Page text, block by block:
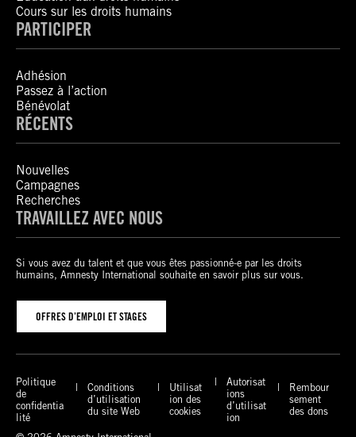
Cours sur les droits humains
PARTICIPER
Adhésion
Passez à l’action
Bénévolat
RÉCENTS
Nouvelles
Campagnes
Recherches
TRAVAILLEZ AVEC NOUS
Si vous avez du talent et que vous êtes passionné-e par les droits
humains, Amnesty International souhaite en savoir plus sur vous.
OFFRES D’EMPLOI ET STAGES
Politique
de
confidentia
lité
Conditions
d’utilisation
du site Web
Utilisat
ion des
cookies
Autorisat
ions
d’utilisat
ion
Rembour
sement
des dons